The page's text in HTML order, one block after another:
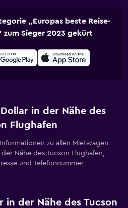
„Europas beste Reise-
zum Sieger 2023 gekürt
in der Nähe des
Flughafen
zu allen Mietwagen-
Nähe des Tucson Flughafen,
und Telefonnummer
in der Nähe des Tucson